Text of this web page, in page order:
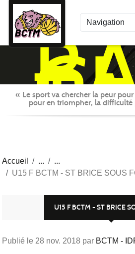
« Le sport va chercher la peur
pour en triompher, la difficulté
Accueil
U15 F BCTM - ST BRICE SOUS
U15 F BCTM - ST BRICE
Publié le 28 nov. 2018 par BCTM -
Panneau de gestion des cookies